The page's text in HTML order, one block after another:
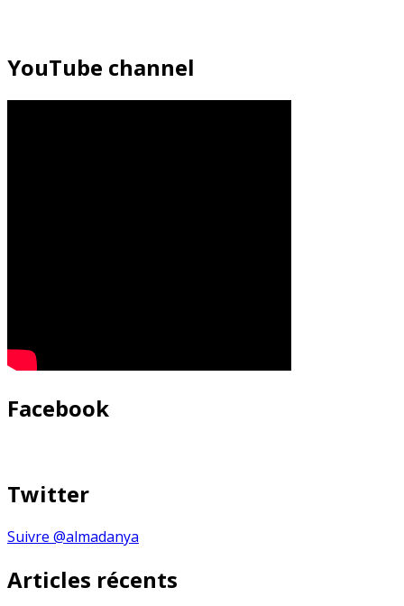
YouTube channel
Facebook
Twitter
Suivre @almadanya
Articles récents